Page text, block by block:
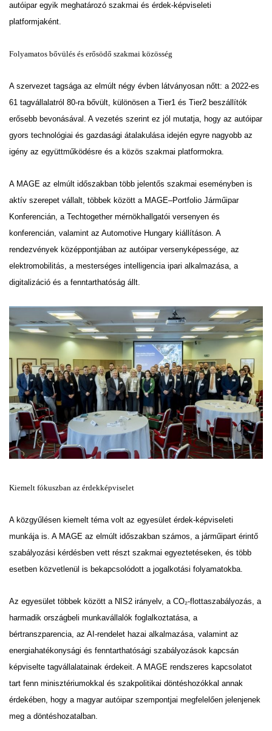
autóipar egyik meghatározó szakmai és érdek-képviseleti
platformjaként.
Folyamatos bővülés és erősödő szakmai közösség
A szervezet tagsága az elmúlt négy évben látványosan nőtt: a 2022-es
61 tagvállalatról 80-ra bővült, különösen a Tier1 és Tier2 beszállítók
erősebb bevonásával. A vezetés szerint ez jól mutatja, hogy az autóipar
gyors technológiai és gazdasági átalakulása idején egyre nagyobb az
igény az együttműködésre és a közös szakmai platformokra.
A MAGE az elmúlt időszakban több jelentős szakmai eseményben is
aktív szerepet vállalt, többek között a MAGE–Portfolio Járműipar
Konferencián, a Techtogether mérnökhallgatói versenyen és
konferencián, valamint az Automotive Hungary kiállításon. A
rendezvények középpontjában az autóipar versenyképessége, az
elektromobilitás, a mesterséges intelligencia ipari alkalmazása, a
digitalizáció és a fenntarthatóság állt.
Kiemelt fókuszban az érdekképviselet
A közgyűlésen kiemelt téma volt az egyesület érdek-képviseleti
munkája is. A MAGE az elmúlt időszakban számos, a járműipart érintő
szabályozási kérdésben vett részt szakmai egyeztetéseken, és több
esetben közvetlenül is bekapcsolódott a jogalkotási folyamatokba.
Az egyesület többek között a NIS2 irányelv, a CO₂-flottaszabályozás, a
harmadik országbeli munkavállalók foglalkoztatása, a
bértranszparencia, az AI-rendelet hazai alkalmazása, valamint az
energiahatékonysági és fenntarthatósági szabályozások kapcsán
képviselte tagvállalatainak érdekeit. A MAGE rendszeres kapcsolatot
tart fenn minisztériumokkal és szakpolitikai döntéshozókkal annak
érdekében, hogy a magyar autóipar szempontjai megfelelően jelenjenek
meg a döntéshozatalban.